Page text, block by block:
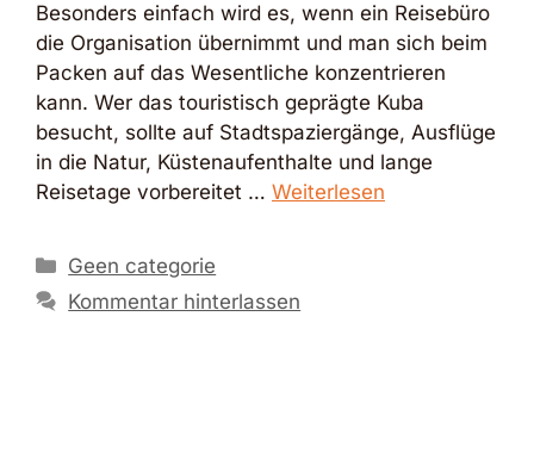
Besonders einfach wird es, wenn ein Reisebüro
die Organisation übernimmt und man sich beim
Packen auf das Wesentliche konzentrieren
kann. Wer das touristisch geprägte Kuba
besucht, sollte auf Stadtspaziergänge, Ausflüge
in die Natur, Küstenaufenthalte und lange
Reisetage vorbereitet … Weiterlesen
Kategorien
Geen categorie
Kommentar hinterlassen